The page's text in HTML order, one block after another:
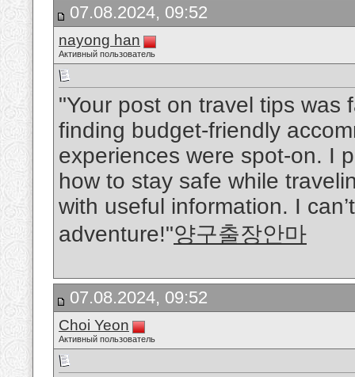
07.08.2024, 09:52
nayong han
Активный пользователь
"Your post on travel tips was
finding budget-friendly
experiences were spot-on. I
how to stay safe while
with useful information. I
adventure!"양구출장안마
07.08.2024, 09:52
Choi Yeon
Активный пользователь